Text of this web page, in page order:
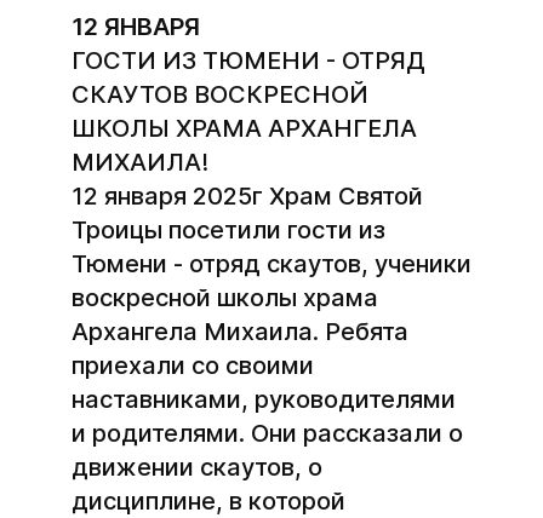
12 ЯНВАРЯ
ГОСТИ ИЗ ТЮМЕНИ - ОТРЯД
СКАУТОВ ВОСКРЕСНОЙ
ШКОЛЫ ХРАМА АРХАНГЕЛА
МИХАИЛА!
12 января 2025г Храм Святой
Троицы посетили гости из
Тюмени - отряд скаутов, ученики
воскресной школы храма
Архангела Михаила. Ребята
приехали со своими
наставниками, руководителями
и родителями. Они рассказали о
движении скаутов, о
дисциплине, в которой